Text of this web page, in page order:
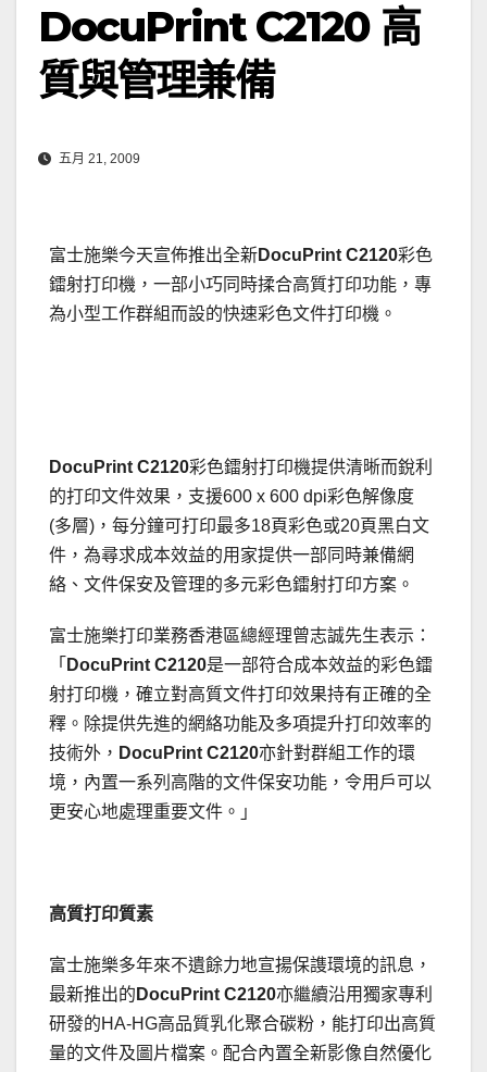
DocuPrint C2120 高
質與管理兼備
五月 21, 2009
富士施樂今天宣佈推出全新DocuPrint C2120彩色
鐳射打印機，一部小巧同時揉合高質打印功能，專
為小型工作群組而設的快速彩色文件打印機。
DocuPrint C2120彩色鐳射打印機提供清晰而銳利
的打印文件效果，支援600 x 600 dpi彩色解像度
(多層)，每分鐘可打印最多18頁彩色或20頁黑白文
件，為尋求成本效益的用家提供一部同時兼備網
絡、文件保安及管理的多元彩色鐳射打印方案。
富士施樂打印業務香港區總經理曾志誠先生表示：
「 DocuPrint C2120是一部符合成本效益的彩色鐳
射打印機，確立對高質文件打印效果持有正確的全
釋。除提供先進的網絡功能及多項提升打印效率的
技術外， DocuPrint C2120亦針對群組工作的環
境，內置一系列高階的文件保安功能，令用戶可以
更安心地處理重要文件。」
高質打印質素
富士施樂多年來不遺餘力地宣揚保謢環境的訊息，
最新推出的 DocuPrint C2120亦繼續沿用獨家專利
研發的HA-HG高品質乳化聚合碳粉，能打印出高質
量的文件及圖片檔案。配合內置全新影像自然優化